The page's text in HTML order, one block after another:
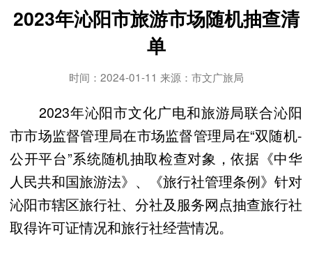
2023年沁阳市旅游市场随机抽查清
单
时间：2024-01-11 来源：市文广旅局
2023年沁阳市文化广电和旅游局联合沁阳
市市场监督管理局在市场监督管理局在“双随机-
公开平台”系统随机抽取检查对象，依据《中华
人民共和国旅游法》、《旅行社管理条例》针对
沁阳市辖区旅行社、分社及服务网点抽查旅行社
取得许可证情况和旅行社经营情况。